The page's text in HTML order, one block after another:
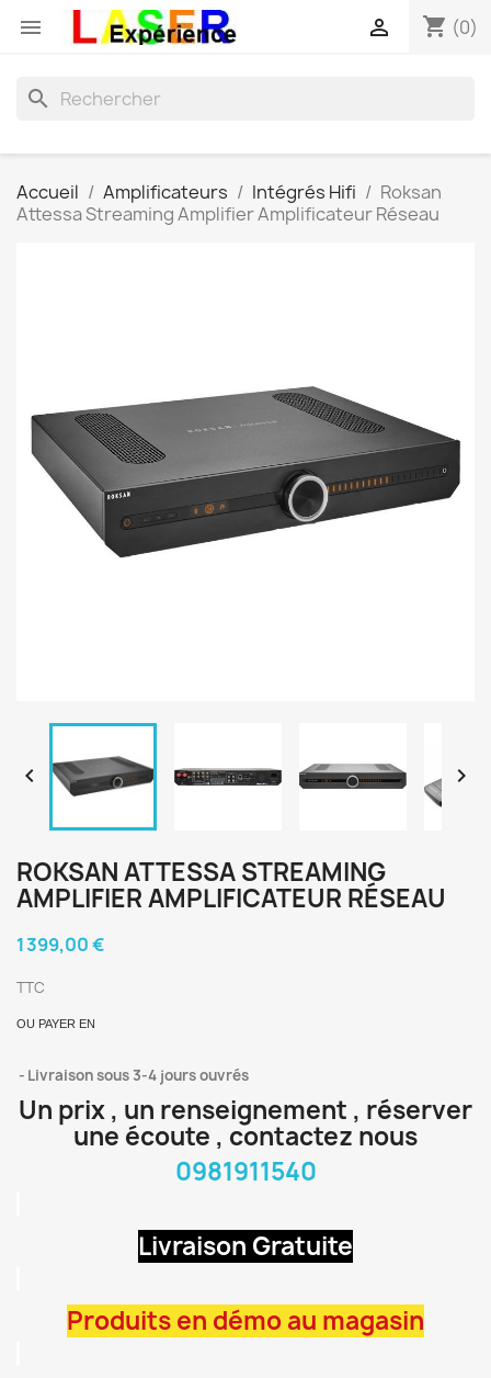
 shopping_cart (0)

search
Accueil Amplificateurs Intégrés Hifi
Roksan
Attessa Streaming Amplifier Amplificateur Réseau
 
ROKSAN ATTESSA STREAMING
AMPLIFIER AMPLIFICATEUR RÉSEAU
1 399,00 €
TTC
OU PAYER EN
Livraison sous 3-4 jours ouvrés
Un prix , un renseignement , réserver
une écoute , contactez nous
0981911540
Livraison Gratuite
Produits en démo au magasin